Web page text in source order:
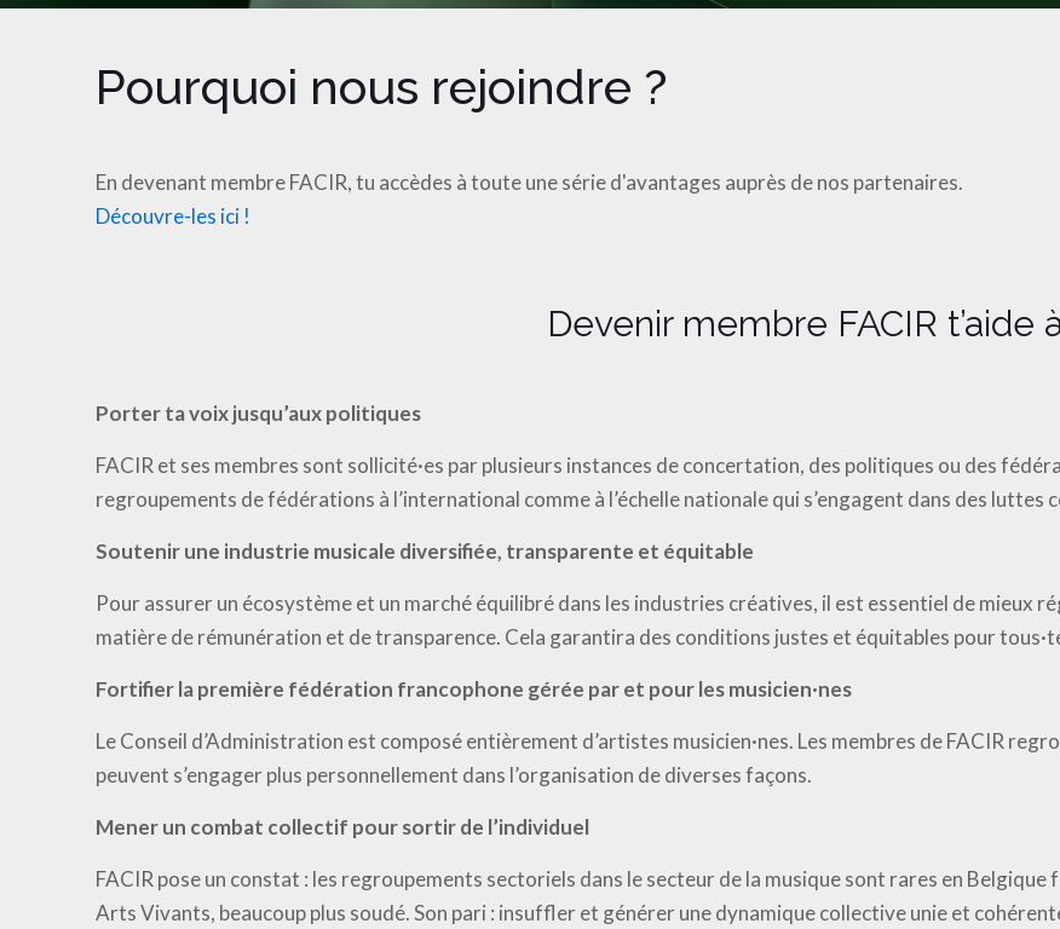
Pourquoi nous rejoindre ?
En devenant membre FACIR, tu accèdes à toute une série d'avantages auprès de nos partenaires.
Découvre-les ici !
Devenir membre FACIR t’aide
Porter ta voix jusqu’aux politiques
FACIR et ses membres sont sollicité·es par plusieurs instances de concertation, des politiques ou des
regroupements de fédérations à l’international comme à l’échelle nationale qui s’engagent dans des luttes
Soutenir une industrie musicale diversifiée, transparente et équitable
Pour assurer un écosystème et un marché équilibré dans les industries créatives, il est essentiel de mieux
matière de rémunération et de transparence. Cela garantira des conditions justes et équitables pour
Fortifier la première fédération francophone gérée par et pour les musicien·nes
Le Conseil d’Administration est composé entièrement d’artistes musicien·nes. Les membres de FACIR
peuvent s’engager plus personnellement dans l’organisation de diverses façons.
Mener un combat collectif pour sortir de l’individuel
FACIR pose un constat : les regroupements sectoriels dans le secteur de la musique sont rares en Belgique
Arts Vivants, beaucoup plus soudé. Son pari : insuffler et générer une dynamique collective unie et